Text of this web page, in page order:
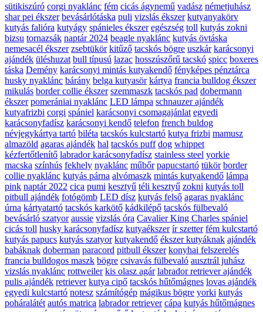
sütikiszúró corgi nyaklánc fém cicás ágynemű vadász németjuhász
shar pei ékszer bevásárlótáska puli vizslás ékszer kutyanyakörv
kutyás falióra kutyágy spánieles ékszer egészség toll kutyás zokni
bizsu tornazsák naptár 2024 beagle nyaklánc kutyás övtáska
nemesacél ékszer zsebtükör kitűző tacskós bögre uszkár karácsonyi
ajándék üléshuzat bull típusú lazac hosszúszőrű tacskó spicc boxeres
táska Demény karácsonyi mintás kutyakendő fényképes pénztárca
husky nyaklánc bárány belga kutyasör kártya francia bulldog ékszer
mikulás border collie ékszer szemmaszk tacskós pad dobermann
ékszer pomerániai nyaklánc LED lámpa schnauzer ajándék
kutyafrizbi corgi spániel karácsonyi csomagajánlat egyedi
karácsonyfadísz karácsonyi kendő telefon french buldog
névjegykártya tartó biléta tacskós kulcstartó kutya frizbi mamusz
almazöld agaras ajándék hal tacskós puff dog whippet
kézfertőtlenítő labrador karácsonyfadísz stainless steel yorkie
macska színhús fekhely nyaklánc műbőr papucstartó tükör border
collie nyaklánc kutyás párna alvómaszk mintás kutyakendő lámpa
pink naptár 2022 cica pumi kesztyű téli kesztyű zokni kutyás toll
pitbull ajándék fotógömb LED dísz kutyás felső agaras nyaklánc
úrna kártyatartó tacskós karkötő kádkilépő tacskós fülbevaló
bevásárló szatyor aussie vizslás óra Cavalier King Charles spániel
cicás toll husky karácsonyfadísz kutyaékszer ír szetter fém kulcstartó
kutyás papucs kutyás szatyor kutyakendő ékszer kutyáknak ajándék
babáknak doberman paracord pitbull ékszer konyhai felszerelés
francia bulldogos maszk bögre csivavás fülbevaló ausztrál juhász
vizslás nyaklánc rottweiler kis olasz agár labrador retriever ajándék
pulis ajándék retriever kutya cipő tacskós hűtőmágnes lovas ajándék
egyedi kulcstartó notesz számítógép mágikus bögre yorki kutyás
poháralátét autós matrica labrador retriever cápa kutyás hűtőmágnes